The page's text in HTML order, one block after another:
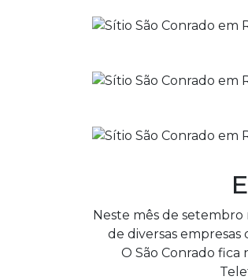
Neste mês de setembro
de diversas empresas
O São Conrado fica